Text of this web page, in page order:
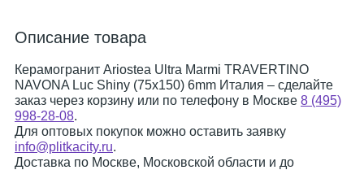
Описание товара
Керамогранит Ariostea Ultra Marmi TRAVERTINO
NAVONA Luc Shiny (75x150) 6mm Италия – сделайте
заказ через корзину или по телефону в Москве 8 (495)
998-28-08.
Для оптовых покупок можно оставить заявку
info@plitkacity.ru.
Доставка по Москве, Московской области и до